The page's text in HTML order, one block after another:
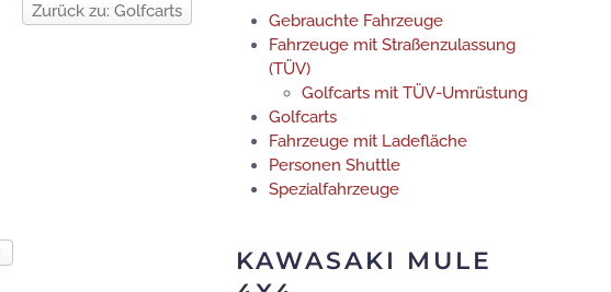
Zurück zu: Golfcarts
Gebrauchte Fahrzeuge
Fahrzeuge mit Straßenzulassung
(TÜV)
Golfcarts mit TÜV-Umrüstung
Golfcarts
Fahrzeuge mit Ladefläche
Personen Shuttle
Spezialfahrzeuge
KAWASAKI MULE